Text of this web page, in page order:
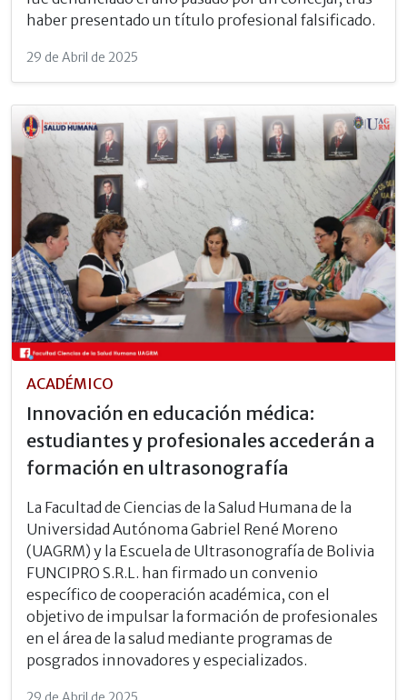
haber presentado un título profesional falsificado.
29 de Abril de 2025
ACADÉMICO
Innovación en educación médica:
estudiantes y profesionales accederán a
formación en ultrasonografía
La Facultad de Ciencias de la Salud Humana de la
Universidad Autónoma Gabriel René Moreno
(UAGRM) y la Escuela de Ultrasonografía de Bolivia
FUNCIPRO S.R.L. han firmado un convenio
específico de cooperación académica, con el
objetivo de impulsar la formación de profesionales
en el área de la salud mediante programas de
posgrados innovadores y especializados.